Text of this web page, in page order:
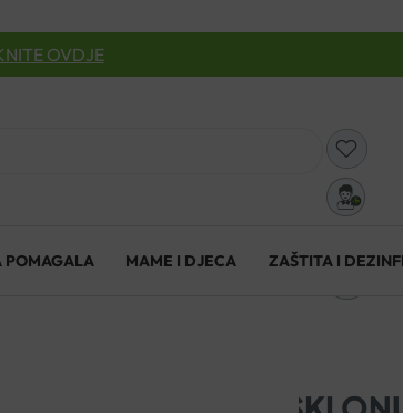
OVDJE
POMAGALA MAME I DJECA ZAŠTITA I